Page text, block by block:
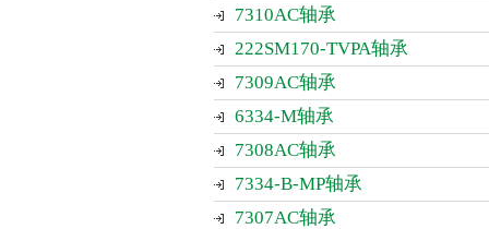
7310AC轴承
222SM170-TVPA轴承
7309AC轴承
6334-M轴承
7308AC轴承
7334-B-MP轴承
7307AC轴承